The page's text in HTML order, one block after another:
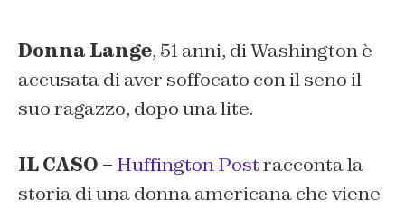
Donna Lange, 51 anni, di Washington è
accusata di aver soffocato con il seno il
suo ragazzo, dopo una lite.
IL CASO – Huffington Postracconta la
storia di una donna americana che viene